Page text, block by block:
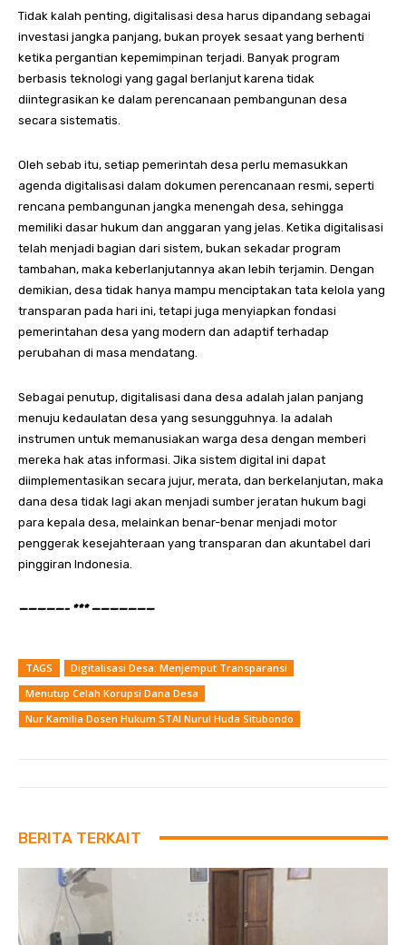
Tidak kalah penting, digitalisasi desa harus dipandang sebagai
investasi jangka panjang, bukan proyek sesaat yang berhenti
ketika pergantian kepemimpinan terjadi. Banyak program
berbasis teknologi yang gagal berlanjut karena tidak
diintegrasikan ke dalam perencanaan pembangunan desa
secara sistematis.
Oleh sebab itu, setiap pemerintah desa perlu memasukkan
agenda digitalisasi dalam dokumen perencanaan resmi, seperti
rencana pembangunan jangka menengah desa, sehingga
memiliki dasar hukum dan anggaran yang jelas. Ketika digitalisasi
telah menjadi bagian dari sistem, bukan sekadar program
tambahan, maka keberlanjutannya akan lebih terjamin. Dengan
demikian, desa tidak hanya mampu menciptakan tata kelola yang
transparan pada hari ini, tetapi juga menyiapkan fondasi
pemerintahan desa yang modern dan adaptif terhadap
perubahan di masa mendatang.
Sebagai penutup, digitalisasi dana desa adalah jalan panjang
menuju kedaulatan desa yang sesungguhnya. Ia adalah
instrumen untuk memanusiakan warga desa dengan memberi
mereka hak atas informasi. Jika sistem digital ini dapat
diimplementasikan secara jujur, merata, dan berkelanjutan, maka
dana desa tidak lagi akan menjadi sumber jeratan hukum bagi
para kepala desa, melainkan benar-benar menjadi motor
penggerak kesejahteraan yang transparan dan akuntabel dari
pinggiran Indonesia.
—————- *** ———————
TAGS
Digitalisasi Desa: Menjemput Transparansi
Menutup Celah Korupsi Dana Desa
Nur Kamilia Dosen Hukum STAI Nurul Huda Situbondo
BERITA TERKAIT